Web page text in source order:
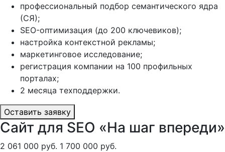
профессиональный подбор семантического ядра
(СЯ);
SEO-оптимизация (до 200 ключевиков);
настройка контекстной рекламы;
маркетинговое исследование;
регистрация компании на 100 профильных
порталах;
2 месяца техподдержки.
Оставить заявку
Сайт для SEO «На шаг впереди»
2 061 000 руб. 1 700 000 руб.